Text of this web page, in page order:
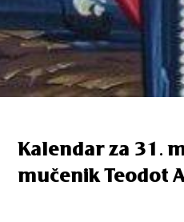
Kalendar za 31.
mučenik Teodot